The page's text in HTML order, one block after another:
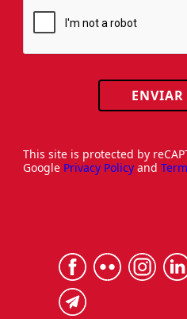
ENVIAR
This site is protected by
Google Privacy Policy and